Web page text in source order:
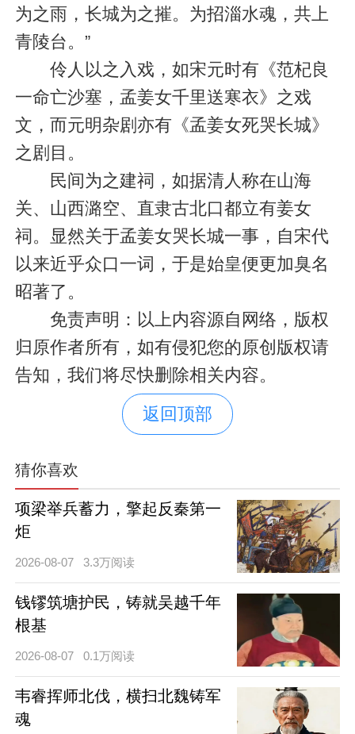
为之雨，长城为之摧。为招淄水魂，共上
青陵台。”
伶人以之入戏，如宋元时有《范杞良
一命亡沙塞，孟姜女千里送寒衣》之戏
文，而元明杂剧亦有《孟姜女死哭长城》
之剧目。
民间为之建祠，如据清人称在山海
关、山西潞空、直隶古北口都立有姜女
祠。显然关于孟姜女哭长城一事，自宋代
以来近乎众口一词，于是始皇便更加臭名
昭著了。
免责声明：以上内容源自网络，版权
归原作者所有，如有侵犯您的原创版权请
告知，我们将尽快删除相关内容。
返回顶部
猜你喜欢
项梁举兵蓄力，擎起反秦第一
炬
2026-08-07 3.3万阅读
钱镠筑塘护民，铸就吴越千年
根基
2026-08-07 0.1万阅读
韦睿挥师北伐，横扫北魏铸军
魂